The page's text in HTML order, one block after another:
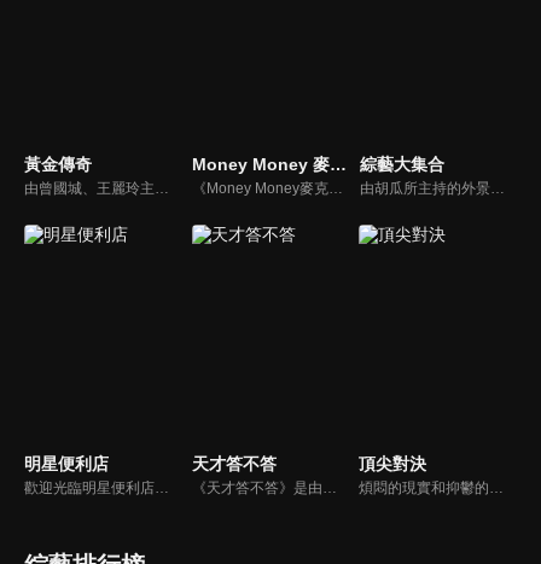
黃金傳奇 Money Money 麥克瘋
《Money Money麥克瘋》節目強調不比音準、不比音色，也不比外型、外貌、氣質、長相等如何，只強調只要歌詞記得牢，就可以參加比賽。
綜藝大集合
由胡瓜所主持的外景綜藝節目，秉持著「幸福好運到，獎金送夠夠」的精神，和眾多藝人與鄉親同樂玩遊戲拿獎金，介紹各地的人文、美食、特產等，提供豐富多元的內容，不間斷的笑料，讓您忘卻一切煩惱、開懷大笑。
明星便利店
歡迎光臨明星便利店！你覺得便利店裡面有什麼？關東煮？茶葉蛋？還是讓你尖叫的大明星？一家擁有明星的便利店，到底有多稀奇，你會不會想要光臨呢？
天才答不答
《天才答不答》是由吳宗憲和吳怡霈共同主持的益智節目。節目設立高額的獎金來考驗藝人們真實的人性，同時將題目立體化，讓你身歷其境去冒險答題。更有哪些出乎意料的處罰，讓藝人羞愧的不想再答錯！一個最接近「人性」與「真實」的益智節目，現在就讓吳宗憲帶你輕鬆玩轉知識。
頂尖對決
煩悶的現實和抑鬱的社會，你需要的就是笑、大聲笑、開口笑，《頂尖對決》就要你笑到落ㄟ骸，最具綜藝實力的庹宗康，和喜感十足的納豆各自領軍對抗，藝人搞笑pk笑果十足，《頂尖對決》讓你忘掉一週煩惱！